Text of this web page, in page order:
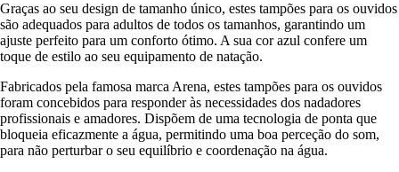
Graças ao seu design de tamanho único, estes tampões para os ouvidos
são adequados para adultos de todos os tamanhos, garantindo um
ajuste perfeito para um conforto ótimo. A sua cor azul confere um
toque de estilo ao seu equipamento de natação.
Fabricados pela famosa marca Arena, estes tampões para os ouvidos
foram concebidos para responder às necessidades dos nadadores
profissionais e amadores. Dispõem de uma tecnologia de ponta que
bloqueia eficazmente a água, permitindo uma boa perceção do som,
para não perturbar o seu equilíbrio e coordenação na água.